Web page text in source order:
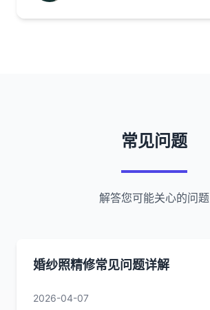
常见问题
解答您可能关心的问题
婚纱照精修常见问题详解
2026-04-07